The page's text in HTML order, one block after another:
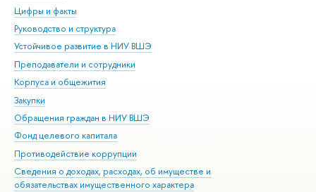
Цифры и факты
Руководство и структура
Устойчивое развитие в НИУ ВШЭ
Преподаватели и сотрудники
Корпуса и общежития
Закупки
Обращения граждан в НИУ ВШЭ
Фонд целевого капитала
Противодействие коррупции
Сведения о доходах, расходах, об имуществе и
обязательствах имущественного характера